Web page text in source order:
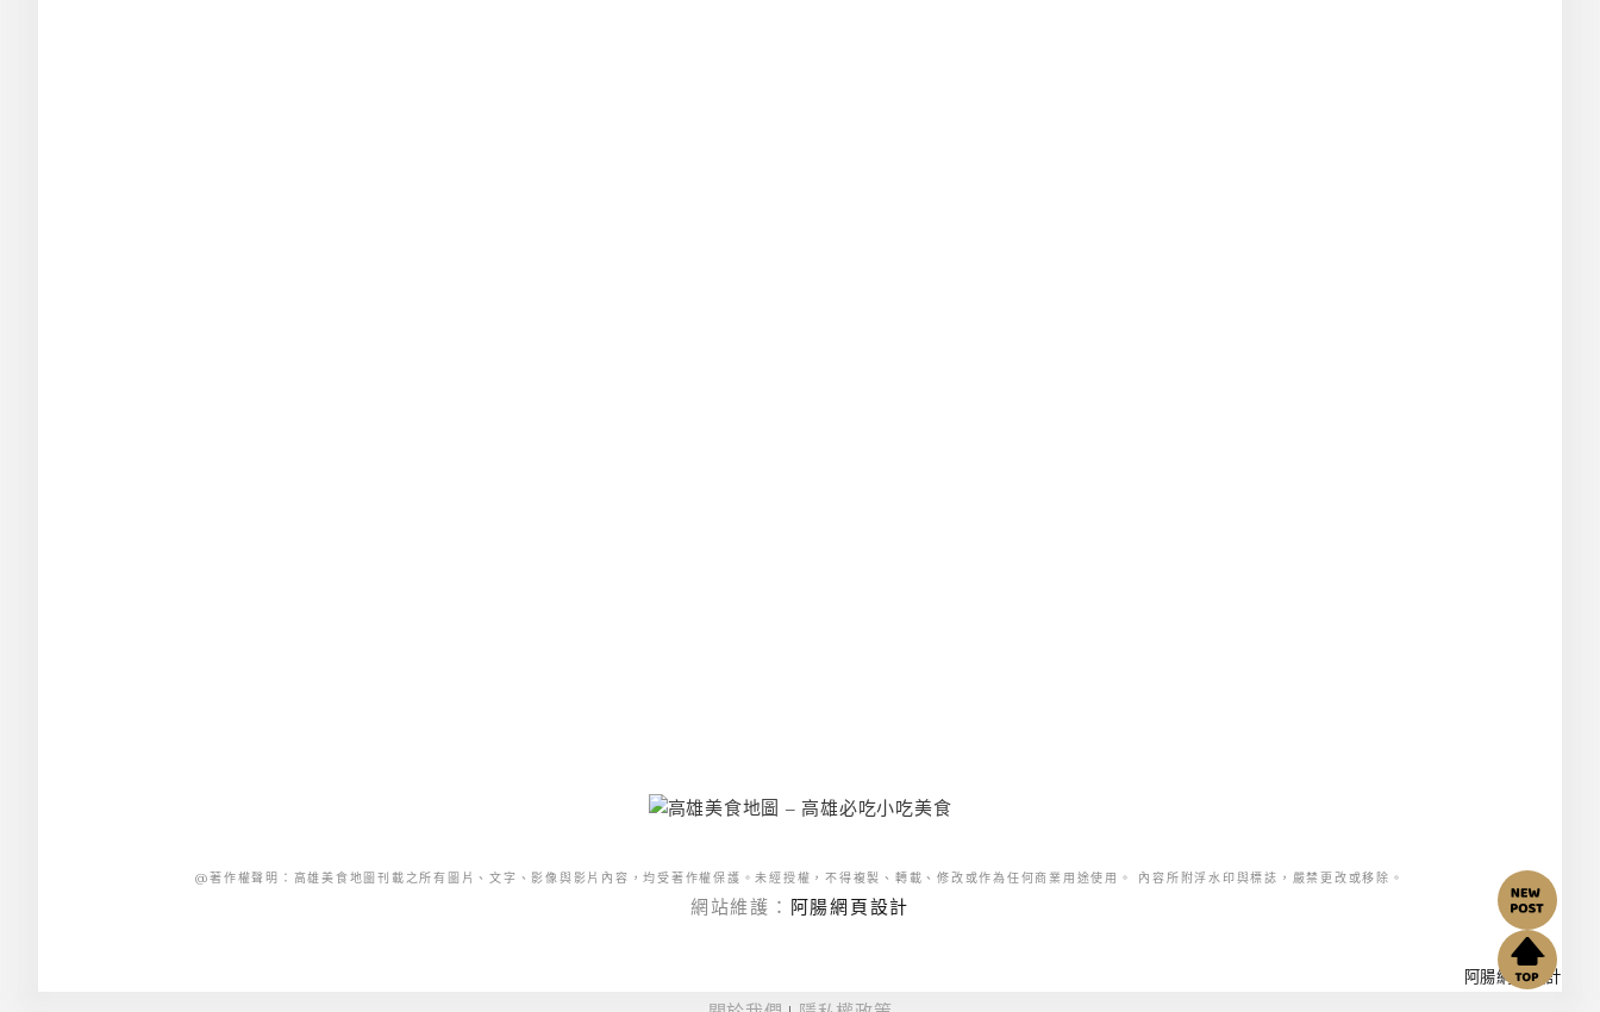
@著作權聲明：高雄美食地圖刊載之所有圖片、文字、影像與影片內容，均受著作權保護。未經授權，不得複製、轉載、修改或作為任何商業用途使用。 內容所附浮水印與標誌，嚴禁更改或移除。
網站維護： 阿腸網頁設計
阿腸網頁設計